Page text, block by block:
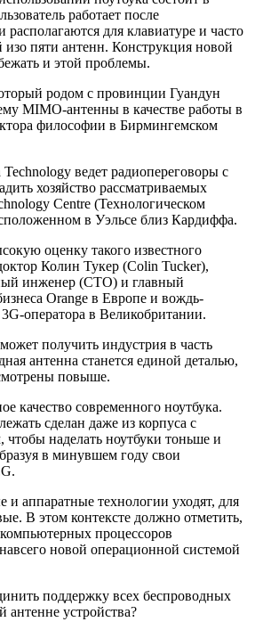
работает после
для клавиатуре и часто
пяти антенн. Конструкция новой
и этой проблемы.
родом с провинции Гуандун
MIMO-антенны в качестве работы в
философии в Бирмингемском
ведет радиопереговоры с
хозяйство рассматриваемых
Centre (Технологическом
в Уэльсе близ Кардиффа.
оценку такого известного
Колин Тукер (Colin Tucker),
инженер (CTO) и главный
Orange в Европе и вождь-
оператора в Великобритании.
получить индустрия в часть
антенна станется единой деталью,
повыше.
качество современного ноутбука.
сделан даже из корпуса с
чтобы наделать ноутбуки тоньше и
в минувшем году свои
аппаратные технологии уходят, для
В этом контексте должно отметить,
процессоров
новой операционной системой
поддержку всех беспроводных
устройства?